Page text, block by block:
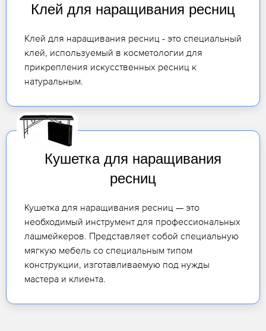
Клей для наращивания ресниц
Клей для наращивания ресниц - это специальный
клей, используемый в косметологии для
прикрепления искусственных ресниц к
натуральным.
Кушетка для наращивания
ресниц
Кушетка для наращивания ресниц — это
необходимый инструмент для профессиональных
лашмейкеров. Представляет собой специальную
мягкую мебель со специальным типом
конструкции, изготавливаемую под нужды
мастера и клиента.